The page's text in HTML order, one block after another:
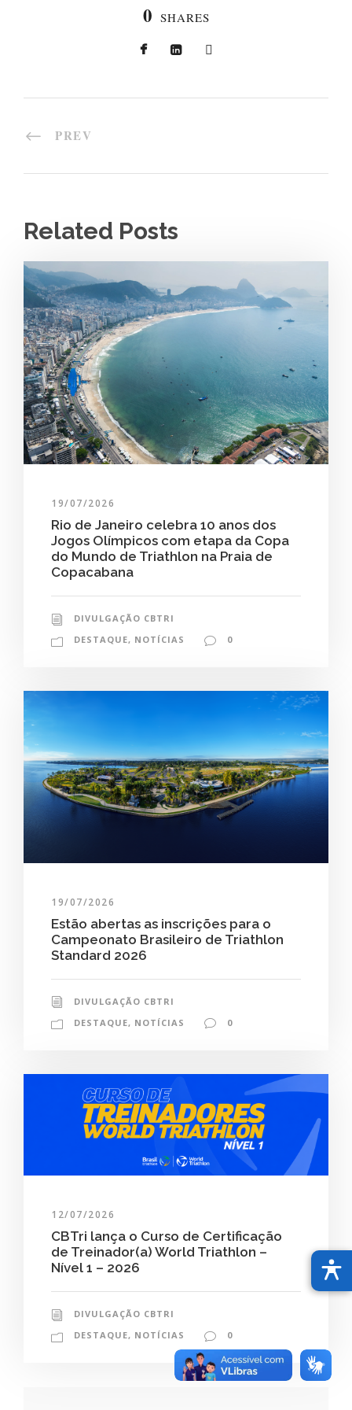
0 SHARES
PREV
Related Posts
19/07/2026
Rio de Janeiro celebra 10 anos dos
Jogos Olímpicos com etapa da Copa
do Mundo de Triathlon na Praia de
Copacabana
DIVULGAÇÃO CBTRI
DESTAQUE, NOTÍCIAS 0
19/07/2026
Estão abertas as inscrições para o
Campeonato Brasileiro de Triathlon
Standard 2026
DIVULGAÇÃO CBTRI
DESTAQUE, NOTÍCIAS 0
12/07/2026
CBTri lança o Curso de Certificação
de Treinador(a) World Triathlon –
Nível 1 – 2026
DIVULGAÇÃO CBTRI
DESTAQUE, NOTÍCIAS 0